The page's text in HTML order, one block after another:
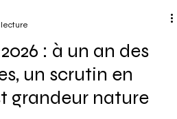
: à un an des
un scrutin en
grandeur nature